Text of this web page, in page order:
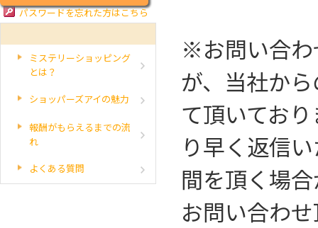
※お問い合わ
が、当社か
て頂いてお
り早く返信
間を頂く場
お問い合わ
パスワードを忘れた方はこちら
ミステリーショッピング
とは？
ショッパーズアイの魅力
報酬がもらえるまでの流
れ
よくある質問